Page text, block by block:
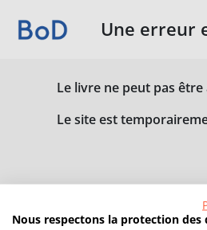
Une erreur
Le livre ne peut pas être
Le site est
Nous respectons la protection des